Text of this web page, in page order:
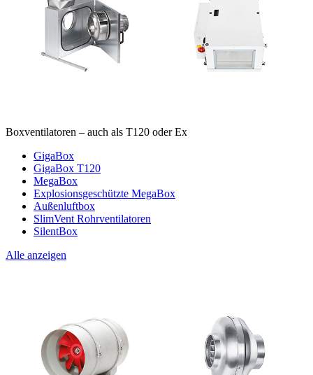
Boxventilatoren – auch als T120 oder Ex
GigaBox
GigaBox T120
MegaBox
Explosionsgeschützte MegaBox
Außenluftbox
SlimVent Rohrventilatoren
SilentBox
Alle anzeigen